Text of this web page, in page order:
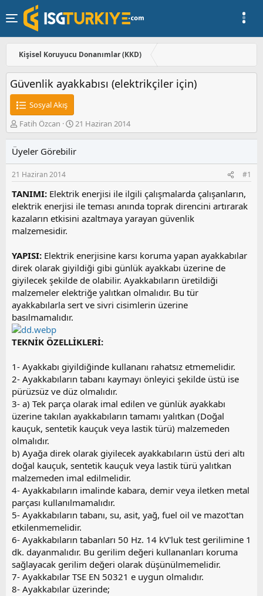
Kişisel Koruyucu Donanımlar (KKD)
Güvenlik ayakkabısı (elektrikçiler için)
Sosyal Akış
K
o
u
y
u
a
ş
l
a
n
Fatih Özcan
B
a
l
a
ı
ç
t
h
i
21 Haziran 2014
Üyeler Görebilir
21 Haziran 2014 #1
TANIMI: Elektrik enerjisi ile ilgili çalışmalarda çalışanların,
elektrik enerjisi ile teması anında toprak direncini artırarak
kazaların etkisini azaltmaya yarayan güvenlik
malzemesidir.
YAPISI: Elektrik enerjisine karsı koruma yapan ayakkabılar
direk olarak giyildiği gibi günlük ayakkabı üzerine de
giyilecek şekilde de olabilir. Ayakkabıların üretildiği
malzemeler elektriğe yalıtkan olmalıdır. Bu tür
ayakkabılarla sert ve sivri cisimlerin üzerine
basılmamalıdır.
TEKNİK ÖZELLİKLERİ:
1- Ayakkabı giyildiğinde kullananı rahatsız etmemelidir.
2- Ayakkabıların tabanı kaymayı önleyici şekilde üstü ise
pürüzsüz ve düz olmalıdır.
3- a) Tek parça olarak imal edilen ve günlük ayakkabı
üzerine takılan ayakkabıların tamamı yalıtkan (Doğal
kauçuk, sentetik kauçuk veya lastik türü) malzemeden
olmalıdır.
b) Ayağa direk olarak giyilecek ayakkabıların üstü deri altı
doğal kauçuk, sentetik kauçuk veya lastik türü yalıtkan
malzemeden imal edilmelidir.
4- Ayakkabıların imalinde kabara, demir veya iletken metal
parçası kullanılmamalıdır.
5- Ayakkabıların tabanı, su, asit, yağ, fuel oil ve mazot'tan
etkilenmemelidir.
6- Ayakkabıların tabanları 50 Hz. 14 kV'luk test gerilimine 1
dk. dayanmalıdır. Bu gerilim değeri kullananları koruma
sağlayacak gerilim değeri olarak düşünülmemelidir.
7- Ayakkabılar TSE EN 50321 e uygun olmalıdır.
8- Ayakkabılar üzerinde;